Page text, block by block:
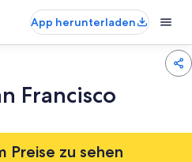
App herunterladen
Francisco
Preise zu sehen